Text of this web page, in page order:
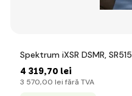
Spektrum iXSR DSMR, SR515
4 319,70 lei
3 570,00 lei fără TVA